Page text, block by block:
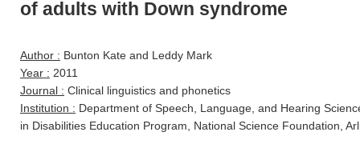
of adults with Down syndrome
Author : Bunton Kate and Leddy Mark
Year : 2011
Journal : Clinical linguistics and phonetics
Institution : Department of Speech, Language, and Hearing
in Disabilities Education Program, National Science Foundation,